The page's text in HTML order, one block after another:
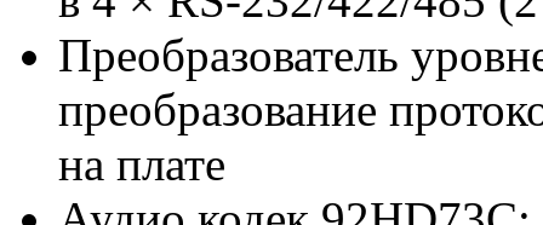
Преобразователь
преобразование
на плате